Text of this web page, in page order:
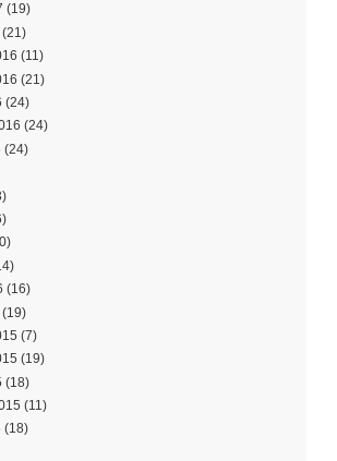
(19)
(21)
(11)
(21)
(24)
(24)
(24)
(16)
(19)
(7)
(19)
(18)
(11)
(18)